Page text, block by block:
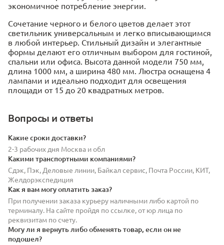
экономичное потребление энергии.
Сочетание черного и белого цветов делает этот
светильник универсальным и легко вписывающимся
в любой интерьер. Стильный дизайн и элегантные
формы делают его отличным выбором для гостиной,
спальни или офиса. Высота данной модели 750 мм,
длина 1000 мм, а ширина 480 мм. Люстра оснащена 4
лампами и идеально подходит для освещения
площади от 15 до 20 квадратных метров.
Вопросы и ответы
Какие сроки доставки?
2-3 рабочих дня Москва и обл
Какими транспортными компаниями?
Сдэк, Пэк, Деловые линии, Байкал сервис, Почта России, КИТ,
Желдорэкспедиция
Как я вам могу оплатить заказ?
При получении заказа курьеру наличными либо картой по
терминалу. На сайте пройдя по ссылке, от юр лица по
реквизитам по счету.
Могу ли я вернуть либо обменять товар, если он не
подошел?